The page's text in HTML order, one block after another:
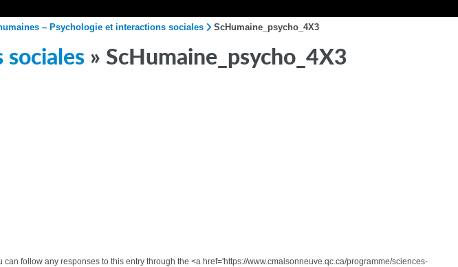
– Psychologie et interactions sociales ScHumaine_psycho_4X3
sociales » ScHumaine_psycho_4X3
follow any responses to this entry through the <a href='https://www.cmaisonneuve.qc.ca/programme/sciences-